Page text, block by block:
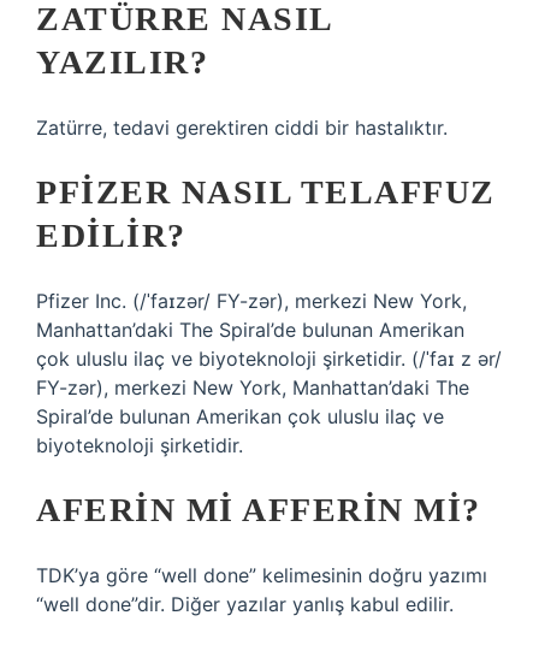
ZATÜRRE NASIL
YAZILIR?
Zatürre, tedavi gerektiren ciddi bir hastalıktır.
PFIZER NASIL TELAFFUZ
EDILIR?
Pfizer Inc. (/ˈfaɪzər/ FY-zər), merkezi New York,
Manhattan’daki The Spiral’de bulunan Amerikan
çok uluslu ilaç ve biyoteknoloji şirketidir. (/ˈfaɪ z ər/
FY-zər), merkezi New York, Manhattan’daki The
Spiral’de bulunan Amerikan çok uluslu ilaç ve
biyoteknoloji şirketidir.
AFERIN MI AFFERIN MI?
TDK’ya göre “well done” kelimesinin doğru yazımı
“well done”dir. Diğer yazılar yanlış kabul edilir.